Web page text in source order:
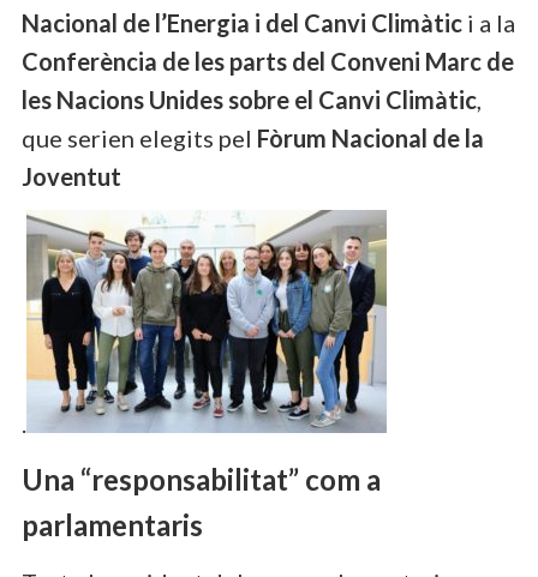
Nacional de l’Energia i del Canvi Climàtic i a la
Conferència de les parts del Conveni Marc de
les Nacions Unides sobre el Canvi Climàtic,
que serien elegits pel Fòrum Nacional de la
Joventut
.
Una “responsabilitat” com a
parlamentaris